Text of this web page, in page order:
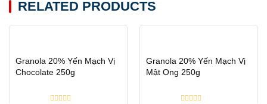
RELATED PRODUCTS
Granola 20% Yến Mạch Vị
Chocolate 250g
Granola 20% Yến Mạch Vị
Mật Ong 250g